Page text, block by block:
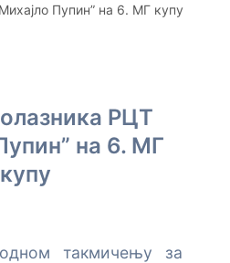
Пупин” на 6. МГ купу
РЦТ
на 6. МГ
купу
такмичењу за